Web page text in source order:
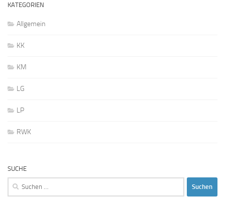
KATEGORIEN
Allgemein
KK
KM
LG
LP
RWK
SUCHE
Suchen